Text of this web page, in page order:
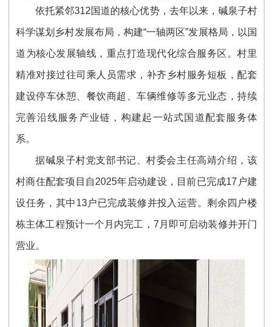
依托紧邻312国道的核心优势，去年以来，碱泉子村
科学谋划乡村发展布局，构建“一轴两区”发展格局，以国
道为核心发展轴线，重点打造现代化综合服务区。村里
精准对接过往司乘人员需求，补齐乡村服务短板，配套
建设停车休憩、餐饮商超、车辆维修等多元业态，持续
完善沿线服务产业链，构建起一站式国道配套服务体
系。
据碱泉子村党支部书记、村委会主任高靖介绍，该
村商住配套项目自2025年启动建设，目前已完成17户建
设任务，其中13户已完成装修并投入运营。剩余四户楼
栋主体工程预计一个月内完工，7月即可启动装修并开门
营业。